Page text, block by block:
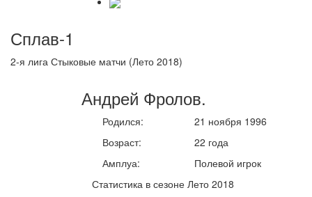
Сплав-1
2-я лига Стыковые матчи (Лето 2018)
Андрей Фролов.
Родился:
Возраст:
Амплуа:
21 ноября 1996
22 года
Полевой игрок
Статистика в сезоне Лето 2018